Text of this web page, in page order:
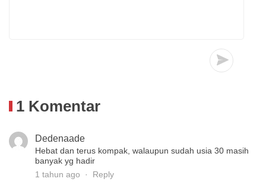
1 Komentar
Dedenaade
Hebat dan terus kompak, walaupun sudah usia 30 masih
banyak yg hadir
1 tahun ago
Reply